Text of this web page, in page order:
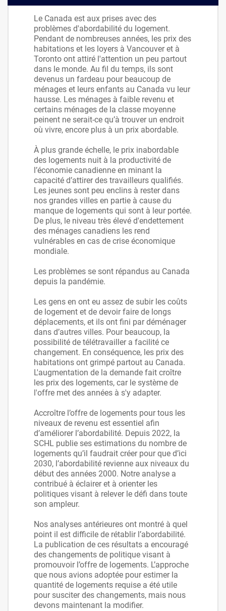
Le Canada est aux prises avec des
problèmes d'abordabilité du logement.
Pendant de nombreuses années, les prix des
habitations et les loyers à Vancouver et à
Toronto ont attiré l'attention un peu partout
dans le monde. Au fil du temps, ils sont
devenus un fardeau pour beaucoup de
ménages et leurs enfants au Canada vu leur
hausse. Les ménages à faible revenu et
certains ménages de la classe moyenne
peinent ne serait-ce qu’à trouver un endroit
où vivre, encore plus à un prix abordable.
À plus grande échelle, le prix inabordable
des logements nuit à la productivité de
l’économie canadienne en minant la
capacité d’attirer des travailleurs qualifiés.
Les jeunes sont peu enclins à rester dans
nos grandes villes en partie à cause du
manque de logements qui sont à leur portée.
De plus, le niveau très élevé d'endettement
des ménages canadiens les rend
vulnérables en cas de crise économique
mondiale.
Les problèmes se sont répandus au Canada
depuis la pandémie.
Les gens en ont eu assez de subir les coûts
de logement et de devoir faire de longs
déplacements, et ils ont fini par déménager
dans d’autres villes. Pour beaucoup, la
possibilité de télétravailler a facilité ce
changement. En conséquence, les prix des
habitations ont grimpé partout au Canada.
L'augmentation de la demande fait croître
les prix des logements, car le système de
l'offre met des années à s'y adapter.
Accroître l’offre de logements pour tous les
niveaux de revenu est essentiel afin
d’améliorer l’abordabilité. Depuis 2022, la
SCHL publie ses estimations du nombre de
logements qu’il faudrait créer pour que d’ici
2030, l’abordabilité revienne aux niveaux du
début des années 2000. Notre analyse a
contribué à éclairer et à orienter les
politiques visant à relever le défi dans toute
son ampleur.
Nos analyses antérieures ont montré à quel
point il est difficile de rétablir l’abordabilité.
La publication de ces résultats a encouragé
des changements de politique visant à
promouvoir l’offre de logements. L’approche
que nous avions adoptée pour estimer la
quantité de logements requise a été utile
pour susciter des changements, mais nous
devons maintenant la modifier.